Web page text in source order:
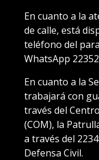
En cuanto a la
de calle, está
teléfono del
WhatsApp
En cuanto a la
trabajará con
través del
(COM), la
a través del
Defensa Civil.